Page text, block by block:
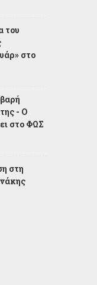
του
στο
- Ο
στο ΦΩΣ
στη